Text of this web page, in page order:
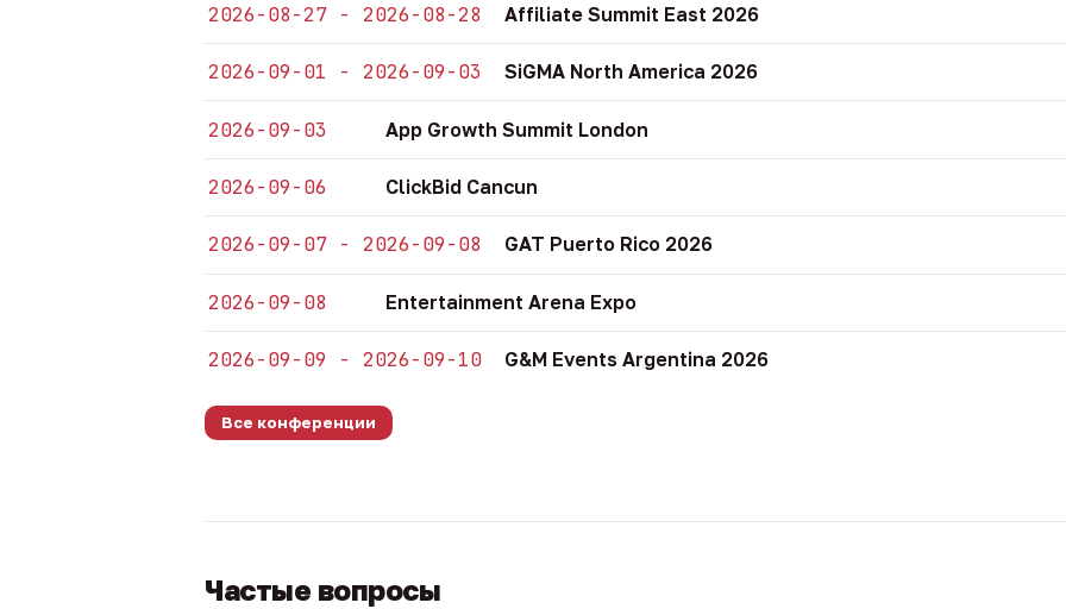
2026-08-27 - 2026-08-28 Affiliate Summit East 2026
2026-09-01 - 2026-09-03 SiGMA North America 2026
2026-09-03 App Growth Summit London
2026-09-06 ClickBid Cancun
2026-09-07 - 2026-09-08 GAT Puerto Rico 2026
2026-09-08 Entertainment Arena Expo
2026-09-09 - 2026-09-10 G&M Events Argentina 2026
Все конференции
Частые вопросы